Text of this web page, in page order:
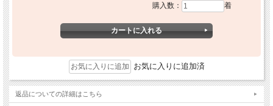
購入数： 着
お気に入りに追加済
返品についての詳細はこちら